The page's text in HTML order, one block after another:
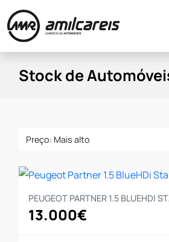
Serviços
Financiamento
Stock de
PEUGEOT PARTNER 1.5 BLUEHDI
13.000€